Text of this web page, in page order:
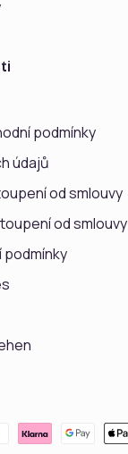
podmínky
údajů
od smlouvy
od smlouvy
podmínky